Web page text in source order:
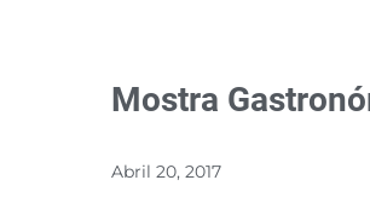
Mostra
Abril 20, 2017